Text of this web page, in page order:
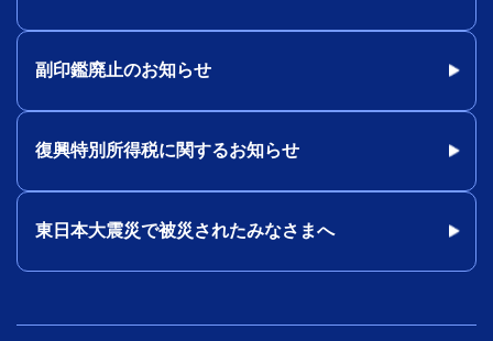
副印鑑廃止のお知らせ
復興特別所得税に関するお知らせ
東日本大震災で被災されたみなさまへ